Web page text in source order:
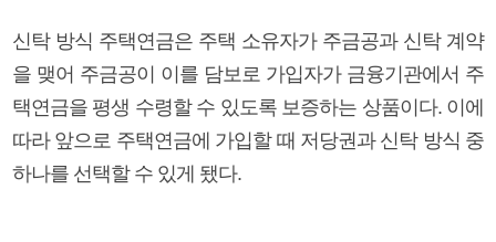
신탁 방식 주택연금은 주택 소유자가 주금공과 신탁 계약
을 맺어 주금공이 이를 담보로 가입자가 금융기관에서 주
택연금을 평생 수령할 수 있도록 보증하는 상품이다. 이에
따라 앞으로 주택연금에 가입할 때 저당권과 신탁 방식 중
하나를 선택할 수 있게 됐다.